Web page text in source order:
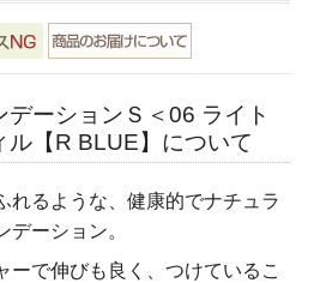
デーションＳ＜06 ライト
ル【R BLUE】について
れるような、健康的でナチュラ
デーション。
ーで伸びも良く、つけているこ